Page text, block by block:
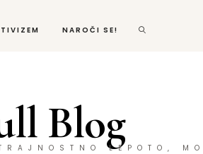
NAROČI SE!
BlogLEPOTO,